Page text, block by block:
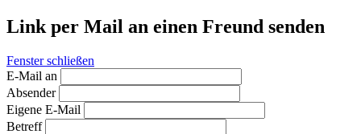
Link per Mail an einen Freund senden
Fenster schließen
E-Mail an
Absender
Eigene E-Mail
Betreff